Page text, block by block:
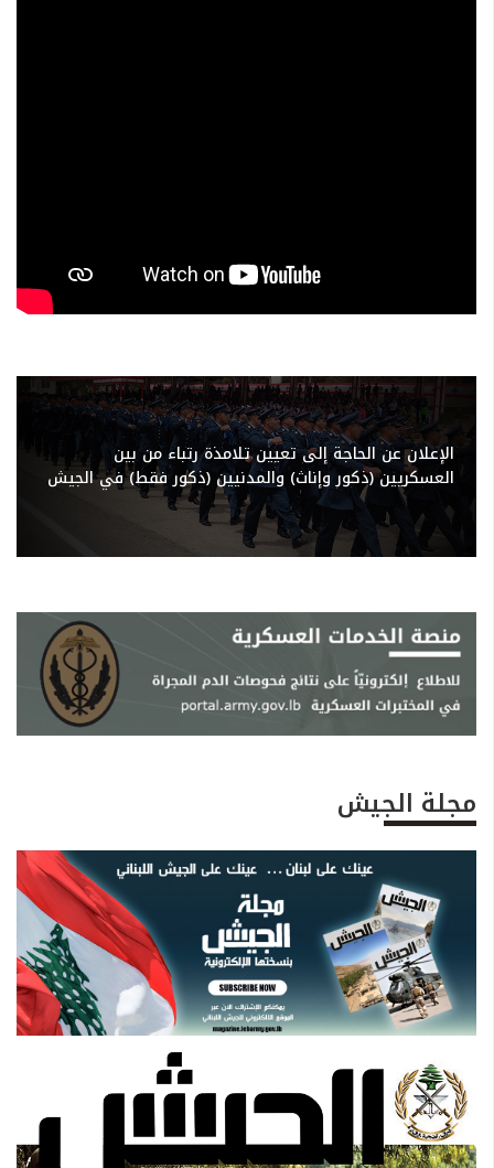
الإعلان عن الحاجة إلى تعيين تلامذة رتباء من بين
العسكريين (ذكور وإناث) والمدنيين (ذكور فقط) في الجيش
مجلة الجيش